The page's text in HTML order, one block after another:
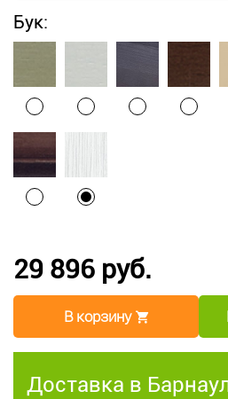
Бук:
29 896 руб.
В корзину
Доставка в